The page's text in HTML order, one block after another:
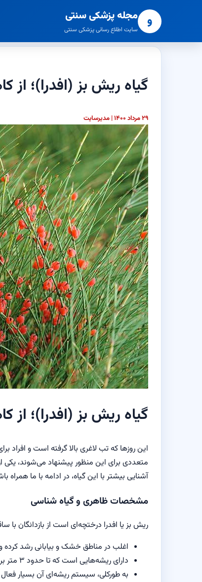
و مجله پزشکی سنتی
سایت اطلاع رسانی پزشکی سنتی
گیاه ریش بز (افدرا)؛ از
۲۹ مرداد ۱۴۰۰ | مدیرسایت
گیاه ریش بز (افدرا)؛ از
این روزها که تب لاغری بالا گرفته است و افراد
متعددی برای این منظور پیشنهاد می‌شوند، یکی
آشنایی بیشتر با این گیاه، در ادامه با ما همراه
مشخصات ظاهری و گیاه شناسی
ریش بز یا افدرا درختچه‌ای است از بازدانگان
اغلب در مناطق خشک و بیابانی رشد
دارای ریشه‌هایی است که تا حدود ۳ متر برای استفاده از رطوبت در زمین نفوذ می‌کند.
به طورکلی، سیستم ریشه‌ای آن بسیار